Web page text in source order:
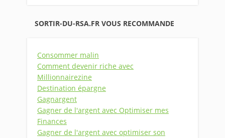
SORTIR-DU-RSA.FR VOUS RECOMMANDE
Consommer malin
Comment devenir riche avec
Millionnairezine
Destination épargne
Gagnargent
Gagner de l'argent avec Optimiser mes
Finances
Gagner de l'argent avec optimiser son